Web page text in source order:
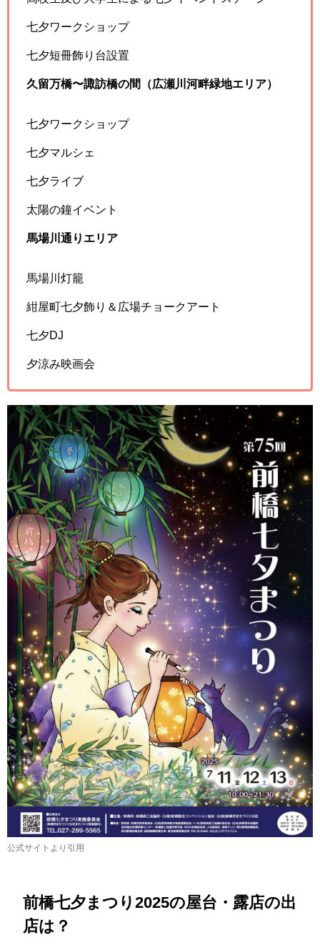
七夕ワークショップ
七夕短冊飾り台設置
久留万橋〜諏訪橋の間（広瀬川河畔緑地エリア）
七夕ワークショップ
七夕マルシェ
七夕ライブ
太陽の鐘イベント
馬場川通りエリア
馬場川灯籠
紺屋町七夕飾り＆広場チョークアート
七夕DJ
夕涼み映画会
公式サイトより引用
前橋七夕まつり2025の屋台・露店の出
店は？